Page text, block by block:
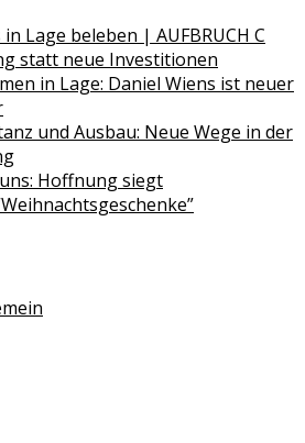
Lage beleben | AUFBRUCH C
statt neue Investitionen
in Lage: Daniel Wiens ist neuer
und Ausbau: Neue Wege in der
Hoffnung siegt